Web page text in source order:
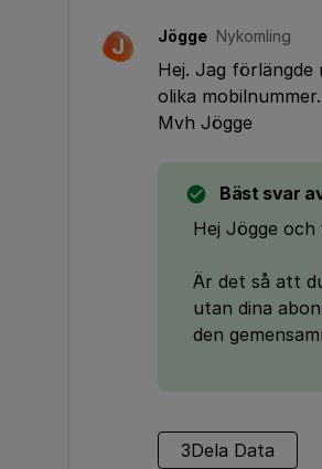
J Jögge Nykomling
Hej. Jag
olika
Mvh Jögge
Bäst svar
Hej Jögge
Är det så att
utan dina
den
3Dela Data